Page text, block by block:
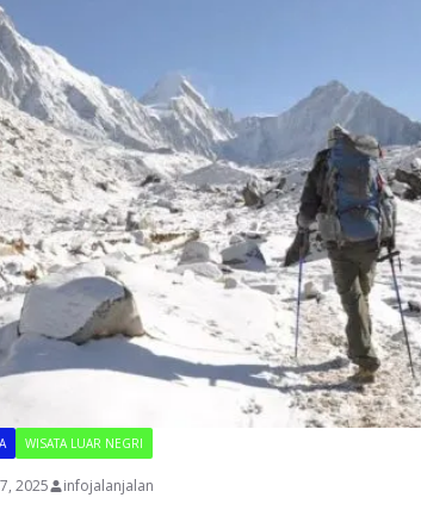
WISATA LUAR NEGRI
2025 infojalanjalan